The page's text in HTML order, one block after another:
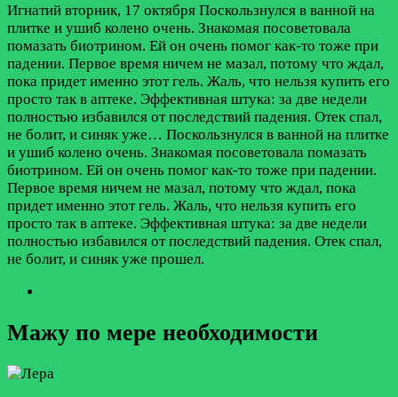
Игнатий вторник, 17 октября Поскользнулся в ванной на
плитке и ушиб колено очень. Знакомая посоветовала
помазать биотрином. Ей он очень помог как-то тоже при
падении. Первое время ничем не мазал, потому что ждал,
пока придет именно этот гель. Жаль, что нельзя купить его
просто так в аптеке. Эффективная штука: за две недели
полностью избавился от последствий падения. Отек спал,
не болит, и синяк уже… Поскользнулся в ванной на плитке
и ушиб колено очень. Знакомая посоветовала помазать
биотрином. Ей он очень помог как-то тоже при падении.
Первое время ничем не мазал, потому что ждал, пока
придет именно этот гель. Жаль, что нельзя купить его
просто так в аптеке. Эффективная штука: за две недели
полностью избавился от последствий падения. Отек спал,
не болит, и синяк уже прошел.
Мажу по мере необходимости